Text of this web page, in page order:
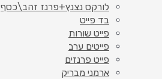
לורקס נצנץ+פרנז זהב\כסף
בד פייט
פייט שורות
פייטים ערב
פייט פרנזים
ארמני מבריק